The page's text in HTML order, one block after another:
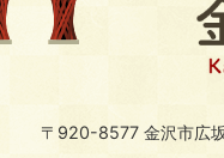
〒920-8577 金沢市広